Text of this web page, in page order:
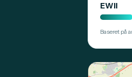
EWII
Baseret på